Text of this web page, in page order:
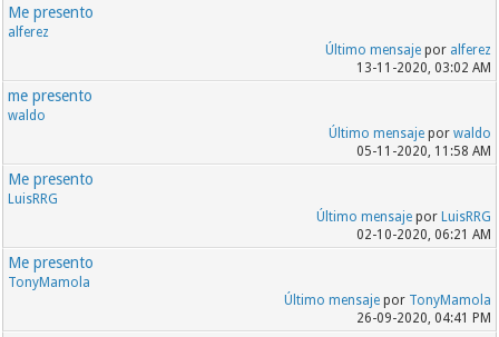
Me presento
alferez
Último mensajepor alferez
13-11-2020, 03:02 AM
me presento
waldo
Último mensajepor waldo
05-11-2020, 11:58 AM
Me presento
LuisRRG
Último mensajepor LuisRRG
02-10-2020, 06:21 AM
Me presento
TonyMamola
Último mensajepor TonyMamola
26-09-2020, 04:41 PM